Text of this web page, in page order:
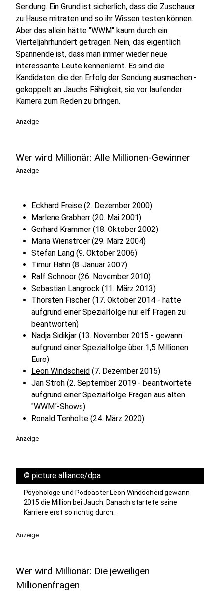
Sendung. Ein Grund ist sicherlich, dass die Zuschauer
zu Hause mitraten und so ihr Wissen testen können.
Aber das allein hätte "WWM" kaum durch ein
Vierteljahrhundert getragen. Nein, das eigentlich
Spannende ist, dass man immer wieder neue
interessante Leute kennenlernt. Es sind die
Kandidaten, die den Erfolg der Sendung ausmachen -
gekoppelt an Jauchs Fähigkeit, sie vor laufender
Kamera zum Reden zu bringen.
Anzeige
Wer wird Millionär: Alle Millionen-Gewinner
Anzeige
Eckhard Freise (2. Dezember 2000)
Marlene Grabherr (20. Mai 2001)
Gerhard Krammer (18. Oktober 2002)
Maria Wienströer (29. März 2004)
Stefan Lang (9. Oktober 2006)
Timur Hahn (8. Januar 2007)
Ralf Schnoor (26. November 2010)
Sebastian Langrock (11. März 2013)
Thorsten Fischer (17. Oktober 2014 - hatte
aufgrund einer Spezialfolge nur elf Fragen zu
beantworten)
Nadja Sidikjar (13. November 2015 - gewann
aufgrund einer Spezialfolge über 1,5 Millionen
Euro)
Leon Windscheid (7. Dezember 2015)
Jan Stroh (2. September 2019 - beantwortete
aufgrund einer Spezialfolge Fragen aus alten
"WWM"-Shows)
Ronald Tenholte (24. März 2020)
Anzeige
© picture alliance/dpa
Psychologe und Podcaster Leon Windscheid gewann
2015 die Million bei Jauch. Danach startete seine
Karriere erst so richtig durch.
Anzeige
Wer wird Millionär: Die jeweiligen
Millionenfragen